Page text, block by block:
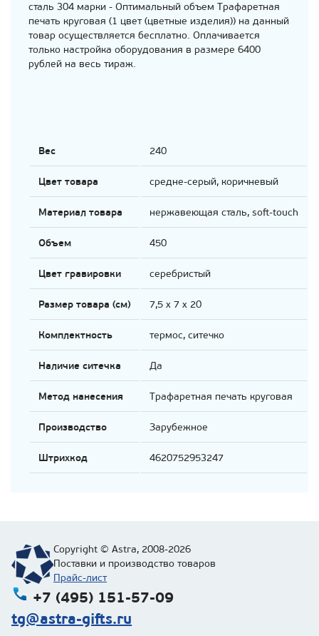
сталь 304 марки - Оптимальный объем Трафаретная
печать круговая (1 цвет (цветные изделия)) на данный
товар осуществляется бесплатно. Оплачивается
только настройка оборудования в размере 6400
рублей на весь тираж.
Вес 240
Цвет товара средне-серый, коричневый
Материал товара нержавеющая сталь, soft-touch
Объем 450
Цвет гравировки серебристый
Размер товара (см) 7,5 х 7 х 20
Комплектность термос, ситечко
Наличие ситечка Да
Метод нанесения Трафаретная печать круговая
Производство Зарубежное
Штрихкод 4620752953247
Copyright © Astra, 2008-2026
Поставки и производство товаров
Прайс-лист
+7 (495) 151-57-09
tg@astra-gifts.ru